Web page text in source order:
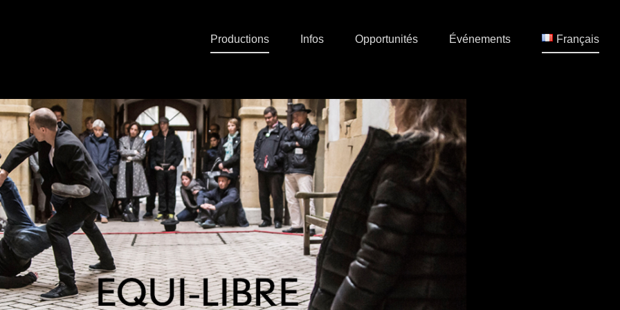
Productions Infos Opportunités Événements Français